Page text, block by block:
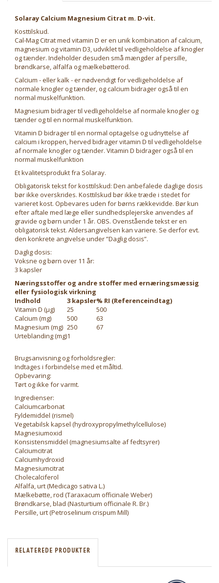
Solaray Calcium Magnesium Citrat m. D-vit.
Kosttilskud.
Cal-Mag Citrat med vitamin D er en unik kombination af calcium,
magnesium og vitamin D3, udviklet til vedligeholdelse af knogler
og tænder. Indeholder desuden små mængder af persille,
brøndkarse, alfalfa og mælkebøtterod.
Calcium - eller kalk - er nødvendigt for vedligeholdelse af
normale knogler og tænder, og calcium bidrager også til en
normal muskelfunktion.
Magnesium bidrager til vedligeholdelse af normale knogler og
tænder og til en normal muskelfunktion.
Vitamin D bidrager til en normal optagelse og udnyttelse af
calcium i kroppen, herved bidrager vitamin D til vedligeholdelse
af normale knogler og tænder. Vitamin D bidrager også til en
normal muskelfunktion
Et kvalitetsprodukt fra Solaray.
Obligatorisk tekst for kosttilskud: Den anbefalede daglige dosis
bør ikke overskrides. Kosttilskud bør ikke træde i stedet for
varieret kost. Opbevares uden for børns rækkevidde. Bør kun
efter aftale med læge eller sundhedsplejerske anvendes af
gravide og børn under 1 år. OBS. Ovenstående tekst er en
obligatorisk tekst. Aldersangivelsen kan variere. Se derfor evt.
den konkrete angivelse under ”Daglig dosis”.
Daglig dosis:
Voksne og børn over 11 år:
3 kapsler
Næringsstoffer og andre stoffer med ernæringsmæssig
eller fysiologisk virkning
Indhold
3 kapsler% RI (Referenceindtag)
Vitamin D (μg)
25
500
Calcium (mg)
500
63
Magnesium (mg) 250
67
Urteblanding (mg)1
Brugsanvisning og forholdsregler:
Indtages i forbindelse med et måltid.
Opbevaring:
Tørt og ikke for varmt.
Ingredienser:
Calciumcarbonat
Fyldemiddel (rismel)
Vegetabilsk kapsel (hydroxypropylmethylcellulose)
Magnesiumoxid
Konsistensmiddel (magnesiumsalte af fedtsyrer)
Calciumcitrat
Calciumhydroxid
Magnesiumcitrat
Cholecalciferol
Alfalfa, urt (Medicago sativa L.)
Mælkebøtte, rod (Taraxacum officinale Weber)
Brøndkarse, blad (Nasturtium officinale R. Br.)
Persille, urt (Petroselinum crispum Mill)
RELATEREDE PRODUKTER